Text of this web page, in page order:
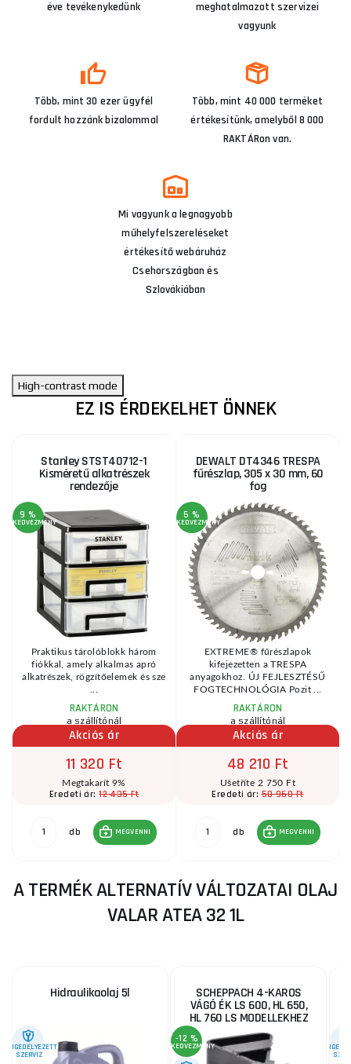
éve tevékenykedünk
meghatalmazott szervizei
vagyunk
Több, mint 30 ezer ügyfél
fordult hozzánk bizalommal
Több, mint 40 000 terméket
értékesítünk, amelyből 8 000
RAKTÁRon van.
Mi vagyunk a legnagyobb
műhelyfelszereléseket
értékesítő webáruház
Csehországban és
Szlovákiában
High-contrast mode
EZ IS ÉRDEKELHET ÖNNEK
Stanley STST40712-1
Kisméretű alkatrészek
rendezője
9 %
KEDVEZMÉNY
Praktikus tárolóblokk három
fiókkal, amely alkalmas apró
alkatrészek, rögzítőelemek és sze
RAKTÁRON
a szállítónál
Akciós ár
11 320 Ft
Megtakarít 9%
Eredeti ár:12 435 Ft
db MEGVENNI
DEWALT DT4346 TRESPA
fűrészlap, 305 x 30 mm, 60
fog
5 %
KEDVEZMÉNY
EXTREME® fűrészlapok
kifejezetten a TRESPA
anyagokhoz. ÚJ FEJLESZTÉSŰ
FOGTECHNOLÓGIA Pozit ...
RAKTÁRON
a szállítónál
Akciós ár
48 210 Ft
Ušetříte 2 750 Ft
Eredeti ár:50 960 Ft
db MEGVENNI
A TERMÉK ALTERNATÍV VÁLTOZATAI OLAJ
VALAR ATEA 32 1L
Hidraulikaolaj 5l
ENGEDÉLYEZETT
SZERVIZ
SCHEPPACH 4-KAROS
VÁGÓ ÉK LS 600, HL 650,
HL 760 LS MODELLEKHEZ
-12 %
KEDVEZMÉNY